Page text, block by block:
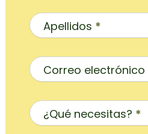
Apellidos *
Correo electrónico
¿Qué necesitas? *